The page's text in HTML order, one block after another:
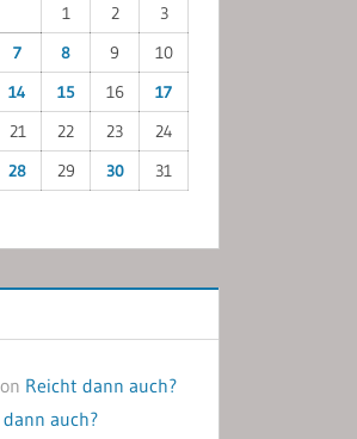
1
2
3
7 8 9
10
14 15 16
17
21 22 23
24
28 29 30
31
on Reicht dann auch?
auch?